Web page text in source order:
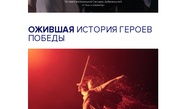
ОЖИВШАЯ ИСТОРИЯ ГЕРОЕВ
ПОБЕДЫ